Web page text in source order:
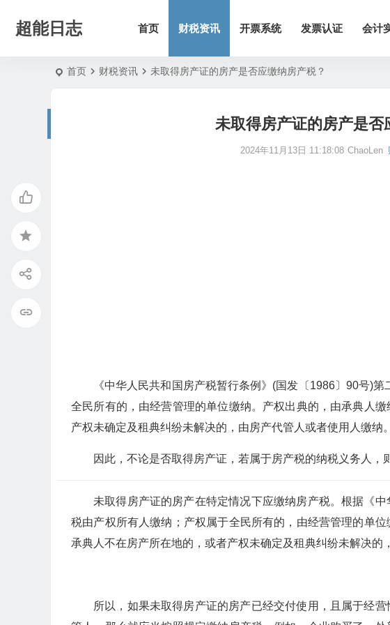
超能日志 首页 财税资讯 开票系统 发票认证 会计
首页 财税资讯 未取得房产证的房产是否应缴纳房产税？
未取得房产证的房产是否
2024年11月13日 11:18:08 ChaoLen
《中华人民共和国房产税暂行条例》(国发〔1986〕90号)
全民所有的，由经营管理的单位缴纳。产权出典的，由承典人
产权未确定及租典纠纷未解决的，由房产代管人或者使用人缴纳
因此，不论是否取得房产证，若属于房产税的纳税义务人，
未取得房产证的房产在特定情况下应缴纳房产税。根据《
税由产权所有人缴纳；产权属于全民所有的，由经营管理的单
承典人不在房产所在地的，或者产权未确定及租典纠纷未解决的
所以，如果未取得房产证的房产已经交付使用，且属于经